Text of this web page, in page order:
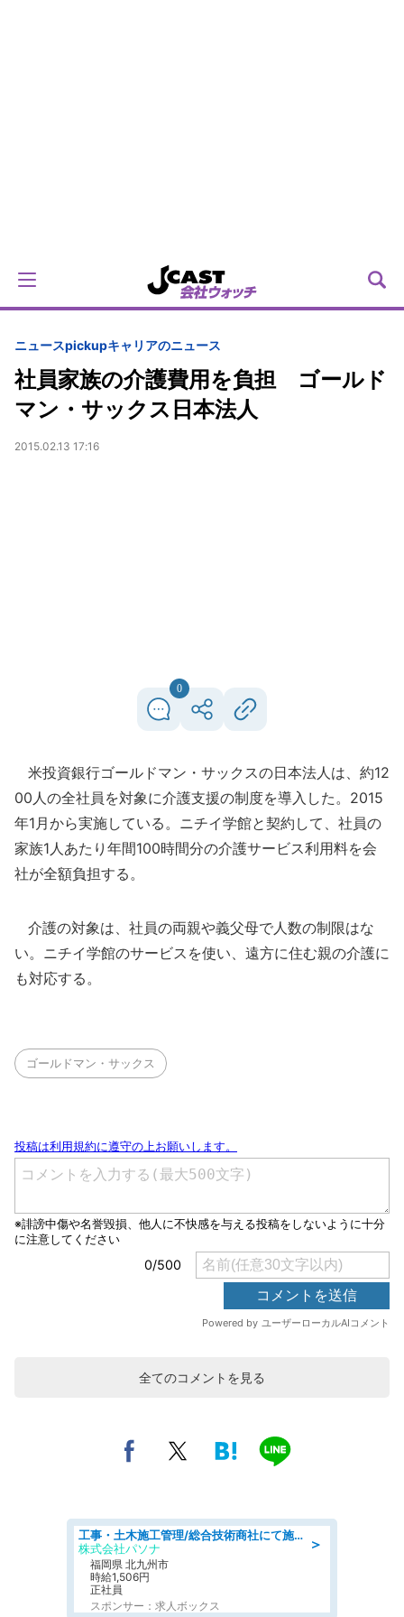
ニュースpickupキャリアのニュース
社員家族の介護費用を負担 ゴールド
マン・サックス日本法人
2015.02.13 17:16
0
米投資銀行ゴールドマン・サックスの日本法人は、約12
00人の全社員を対象に介護支援の制度を導入した。2015
年1月から実施している。ニチイ学館と契約して、社員の
家族1人あたり年間100時間分の介護サービス利用料を会
社が全額負担する。
介護の対象は、社員の両親や義父母で人数の制限はな
い。ニチイ学館のサービスを使い、遠方に住む親の介護に
も対応する。
ゴールドマン・サックス
全てのコメントを見る
＞
工事・土木施工管理/総合技術商社にて施工管理のお仕事/即日勤務可/車通勤可/工事・土木施工管理/生産・品質管理
株式会社パソナ
福岡県 北九州市
時給1,506円
正社員
スポンサー：求人ボックス